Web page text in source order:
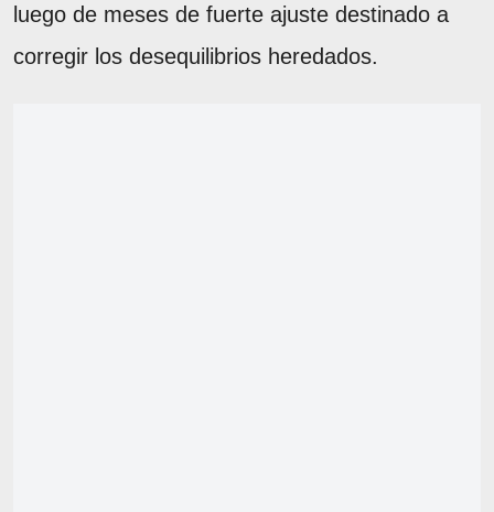
luego de meses de fuerte ajuste destinado a
corregir los desequilibrios heredados.